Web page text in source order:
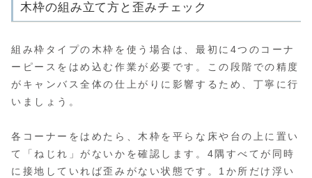
木枠の組み立て方と歪みチェック
組み枠タイプの木枠を使う場合は、最初に4つのコーナ
ーピースをはめ込む作業が必要です。この段階での精度
がキャンバス全体の仕上がりに影響するため、丁寧に行
いましょう。
各コーナーをはめたら、木枠を平らな床や台の上に置い
て「ねじれ」がないかを確認します。4隅すべてが同時
に接地していれば歪みがない状態です。1か所だけ浮い